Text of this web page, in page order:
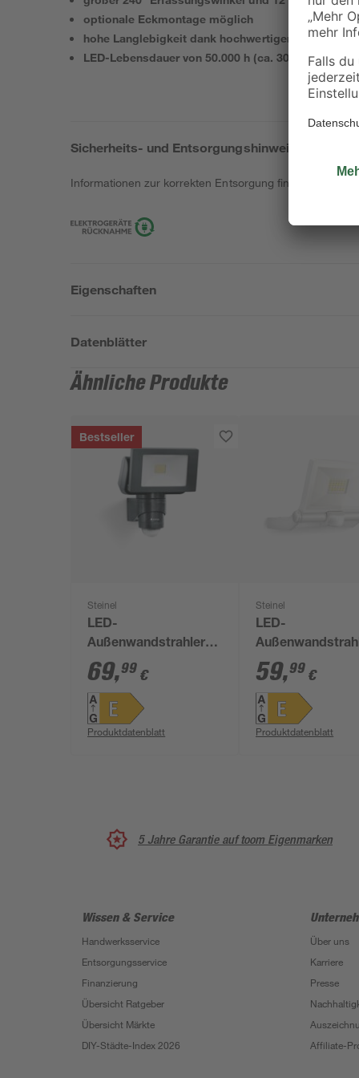
optionale Eckmontage möglich
hohe Langlebigkeit dank hochwertiger
LED-Lebensdauer von 50.000 h (ca. 30 Jahre bei
Sicherheits- und Entsorgungshinweise
Informationen zur korrekten Entsorgung findest du
Eigenschaften
Datenblätter
Ähnliche Produkte
Bestseller
Steinel
LED-
Außenwandstrahler
'LS 150/LS 300' mit
Bewegungssensor
14,7 W 1375 lm
neutralweiß IP 44 15,5
x 21 cm
69,99 €
Produktdatenblatt
Steinel
LED-
'XLED ONE ' mit
18,6 W 2050 lm
warmweiß IP 44
x 19,5 cm
59,99 €
Produktdatenblatt
5 Jahre Garantie auf toom Eigenmarken
Wissen & Service
Handwerksservice
Entsorgungsservice
Finanzierung
Übersicht Ratgeber
Übersicht Märkte
DIY-Städte-Index 2026
Über uns
Karriere
Presse
Affiliate-